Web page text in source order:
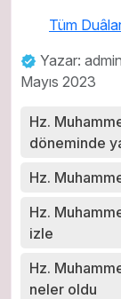
Tüm
Yazar: admin
Mayıs 2023
Hz.
döneminde
Hz.
Hz.
izle
Hz.
neler oldu